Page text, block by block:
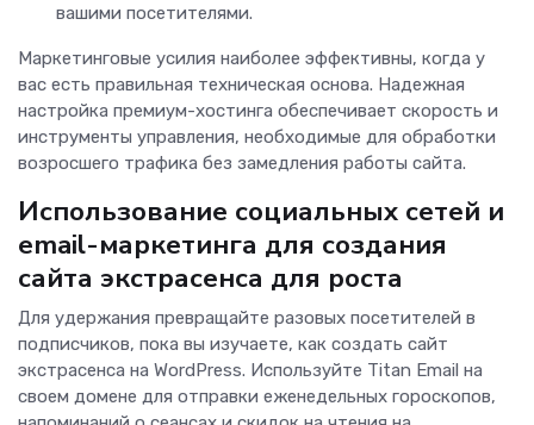
вашими посетителями.
Маркетинговые усилия наиболее эффективны, когда у
вас есть правильная техническая основа. Надежная
настройка премиум-хостинга обеспечивает скорость и
инструменты управления, необходимые для обработки
возросшего трафика без замедления работы сайта.
Использование социальных сетей и
email-маркетинга для создания
сайта экстрасенса для роста
Для удержания превращайте разовых посетителей в
подписчиков, пока вы изучаете, как создать сайт
экстрасенса на WordPress. Используйте Titan Email на
своем домене для отправки еженедельных гороскопов,